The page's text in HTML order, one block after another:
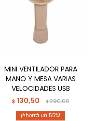
MINI VENTILADOR PARA
MANO Y MESA VARIAS
VELOCIDADES USB
$ 130,50 $290,00
55